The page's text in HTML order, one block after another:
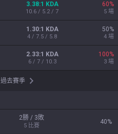
3.38:1 KDA
10.6 / 5.2 / 7
60%
5 場
1.30:1 KDA
4 / 7.5 / 5.8
50%
4 場
2.33:1 KDA
6 / 7 / 10.3
100%
3 場
過去賽季
2勝 / 3敗
5 比賽
40%